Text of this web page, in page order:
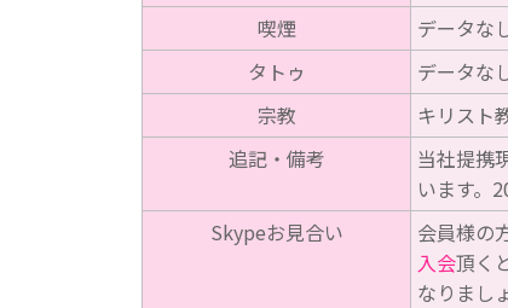
喫煙
データな
タトゥ
データな
宗教
キリスト
追記・備考
当社提携
います。
Skypeお見合い
会員様の
入会頂く
なりまし